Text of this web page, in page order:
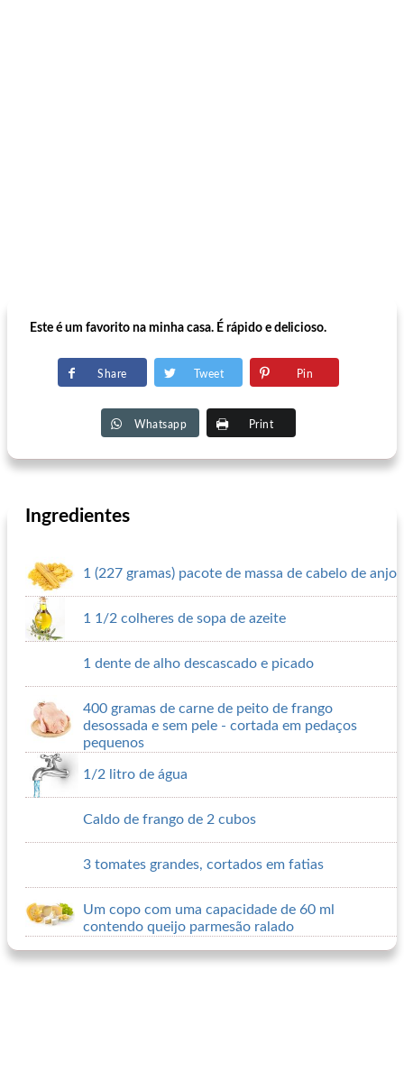
Este é um favorito na minha casa. É rápido e delicioso.
Share Tweet Pin
Whatsapp Print
Ingredientes
1 (227 gramas) pacote de massa de cabelo de anjo
1 1/2 colheres de sopa de azeite
1 dente de alho descascado e picado
400 gramas de carne de peito de frango
desossada e sem pele - cortada em pedaços
pequenos
1/2 litro de água
Caldo de frango de 2 cubos
3 tomates grandes, cortados em fatias
Um copo com uma capacidade de 60 ml
contendo queijo parmesão ralado